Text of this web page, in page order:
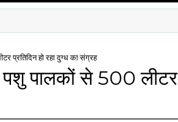
प्रतिदिन हो रहा दुग्ध का संग्रह
पशु पालकों से 500 लीटर